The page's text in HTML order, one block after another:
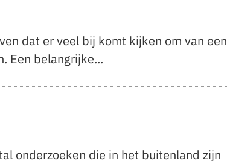
dat er veel bij komt kijken om van een
Een belangrijke...
onderzoeken die in het buitenland zijn